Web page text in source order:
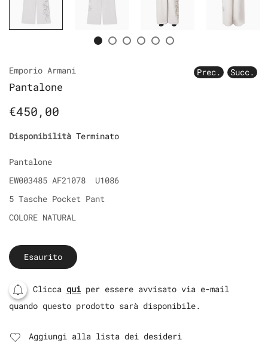
Emporio Armani Prec. Succ.
Pantalone
€450,00
Disponibilità Terminato
Pantalone
EW003485 AF21078 U1086
5 Tasche Pocket Pant
COLORE NATURAL
Esaurito
Clicca qui per essere avvisato via e-mail
quando questo prodotto sarà disponibile.
Aggiungi alla lista dei desideri